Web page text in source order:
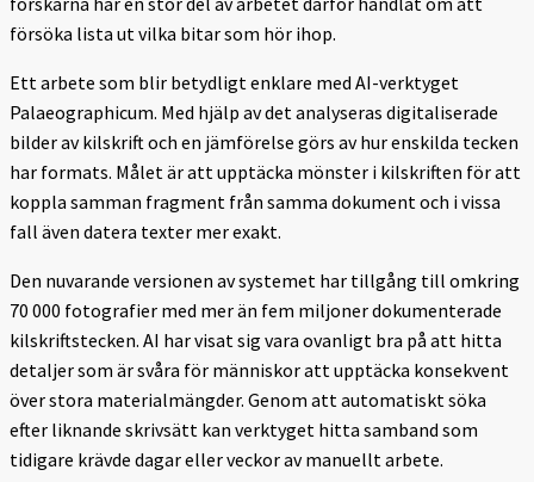
försöka lista ut vilka bitar som hör ihop.
Ett arbete som blir betydligt enklare med AI-verktyget
Palaeographicum. Med hjälp av det analyseras digitaliserade
bilder av kilskrift och en jämförelse görs av hur enskilda tecken
har formats. Målet är att upptäcka mönster i kilskriften för att
koppla samman fragment från samma dokument och i vissa
fall även datera texter mer exakt.
Den nuvarande versionen av systemet har tillgång till omkring
70 000 fotografier med mer än fem miljoner dokumenterade
kilskriftstecken. AI har visat sig vara ovanligt bra på att hitta
detaljer som är svåra för människor att upptäcka konsekvent
över stora materialmängder. Genom att automatiskt söka
efter liknande skrivsätt kan verktyget hitta samband som
tidigare krävde dagar eller veckor av manuellt arbete.